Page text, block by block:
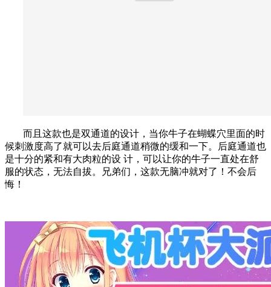
而且这款也是双通道的设计，当你牛子在蝴蝶穴里面的时
候刺激度高了就可以去后庭通道稍微的缓和一下。后庭通道也
是十分的紧和有大肉粒的设 计，可以让你的牛子一直处在舒
服的状态，无法自拔。兄弟们，这款无脑冲就对了！不会后
悔！